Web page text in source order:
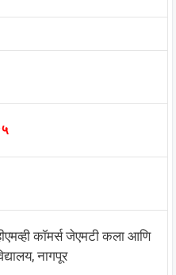
कॉमर्स जेएमटी कला आणि
नागपूर